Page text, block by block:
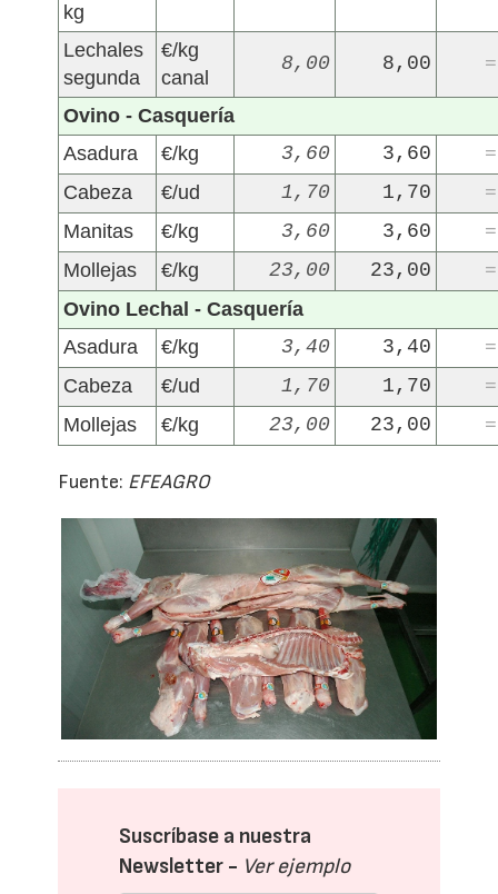
kg
Lechales
segunda
€/kg
canal
8,00 8,00 =
Ovino - Casquería
Asadura
€/kg 3,60 3,60
=
Cabeza
€/ud 1,70 1,70
=
Manitas
€/kg 3,60 3,60
=
Mollejas
€/kg 23,00 23,00
=
Ovino Lechal - Casquería
Asadura
€/kg 3,40 3,40
=
Cabeza
€/ud 1,70 1,70
=
Mollejas
€/kg 23,00 23,00 =
Fuente: EFEAGRO
Suscríbase a nuestra
Newsletter - Ver ejemplo